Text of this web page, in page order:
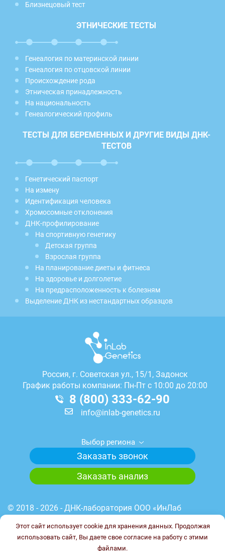
Близнецовый тест
ЭТНИЧЕСКИЕ ТЕСТЫ
Генеалогия по материнской линии
Генеалогия по отцовской линии
Происхождение рода
Этническая принадлежность
На национальность
Генеалогический профиль
ТЕСТЫ ДЛЯ БЕРЕМЕННЫХ И ДРУГИЕ ВИДЫ ДНК-
ТЕСТОВ
Генетический паспорт
На измену
Идентификация человека
Хромосомные отклонения
ДНК-профилирование
На спортивную генетику
Детская группа
Взрослая группа
На планирование диеты и фитнеса
На здоровье и долголетие
На предрасположенность к болезням
Выделение ДНК из нестандартных образцов
Россия, г. Советская ул., 15/1, Задонск
График работы компании: Пн-Пт с 10:00 до 20:00
8 (800) 333-62-90
info@inlab-genetics.ru
Выбор региона
Заказать звонок
Заказать анализ
© 2018 - 2026 - ДНК-лаборатория ООО «ИнЛаб
Л041-01148-78/00644845 от 23.03.2023 г. ИНН
7838102187. ОГРН 1227800017851.
Этот сайт использует cookie для хранения данных. Продолжая
использовать сайт, Вы даете свое согласие на работу с этими
файлами.